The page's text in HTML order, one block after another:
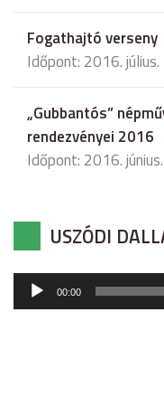
Fogathajtó verseny
Időpont: 2016. július.
„Gubbantós”
rendezvényei 2016
Időpont: 2016.
USZÓDI
Audió
lejátszó
00:00